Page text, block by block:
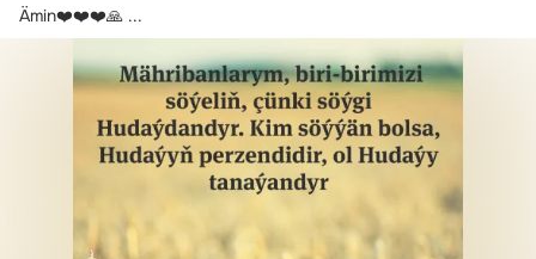
Ämin❤️❤️❤️🙏 ...